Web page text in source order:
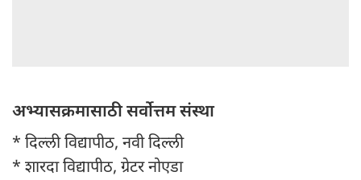
अभ्यासक्रमासाठी सर्वोत्तम संस्था
* दिल्ली विद्यापीठ, नवी दिल्ली
* शारदा विद्यापीठ, ग्रेटर नोएडा